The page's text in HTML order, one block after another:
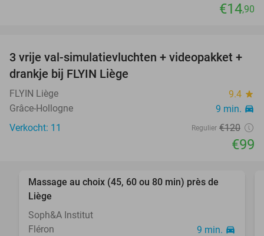
€14,90
18%
3 vrije val-simulatievluchten + videopakket +
drankje bij FLYIN Liège
FLYIN Liège 9.4 star
Grâce-Hollogne 9 min. directions_car
Verkocht: 11 Regulier €120
€99
favorite_border
Massage au choix (45, 60 ou 80 min) près de
Liège
Soph&A Institut
Fléron
9 min. directions_car